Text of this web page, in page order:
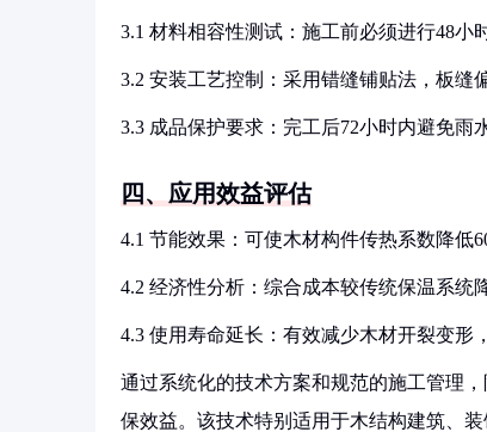
3.1 材料相容性测试：施工前必须进行48小
3.2 安装工艺控制：采用错缝铺贴法，板缝
3.3 成品保护要求：完工后72小时内避免雨
四、应用效益评估
4.1 节能效果：可使木材构件传热系数降低
4.2 经济性分析：综合成本较传统保温系统
4.3 使用寿命延长：有效减少木材开裂变形
通过系统化的技术方案和规范的施工管理
保效益。该技术特别适用于木结构建筑、装